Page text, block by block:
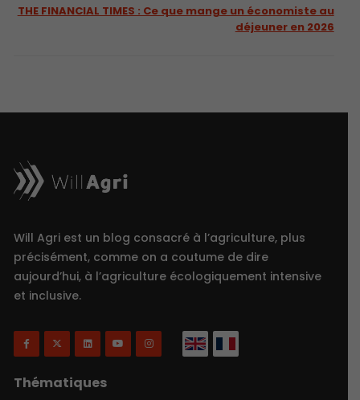
THE FINANCIAL TIMES : Ce que mange un économiste au
déjeuner en 2026
Will Agri est un blog consacré à l’agriculture, plus
précisément, comme on a coutume de dire
aujourd’hui, à l’agriculture écologiquement intensive
et inclusive.
Thématiques